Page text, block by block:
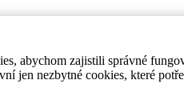
abychom zajistili správné
jen nezbytné cookies, které